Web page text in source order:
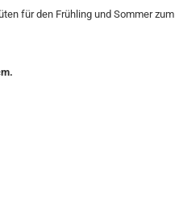
für den Frühling und Sommer zum